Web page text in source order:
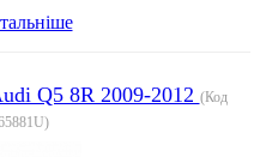
Q5 8R 2009-2012 (Код
)